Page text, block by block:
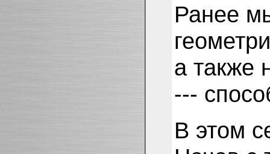
Ранее
а также
---
В этом